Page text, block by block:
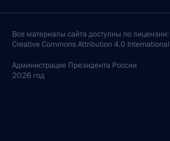
Все материалы сайта доступны по лицензии:
Creative Commons Attribution 4.0 International
Администрация Президента России
2026 год